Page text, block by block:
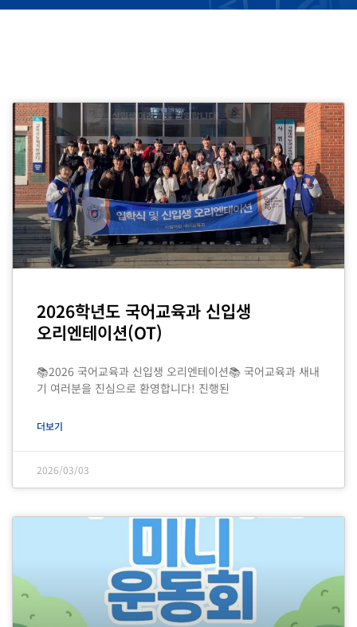
2026학년도 국어교육과 신입생
오리엔테이션(OT)
📚2026 국어교육과 신입생 오리엔테이션📚 국어교육과 새내
기 여러분을 진심으로 환영합니다! 진행된
더보기
2026/03/03
P
a
g
e
P
a
g
e
P
a
g
e
P
a
g
e